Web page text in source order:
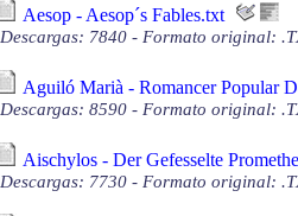
Aesop - Aesop´s Fables.txt
Descargas: 7840 - Formato original:
Aguiló Marià - Romancer Popular
Descargas: 8590 - Formato original:
Aischylos - Der Gefesselte
Descargas: 7730 - Formato original: